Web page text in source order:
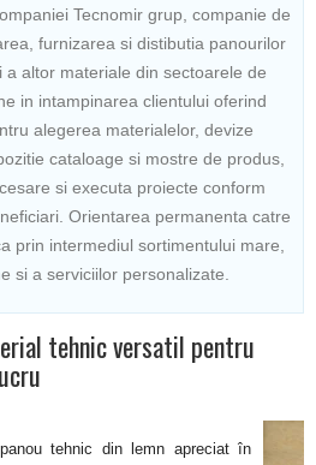
Tecnomir grup, companie de
furnizarea si distibutia panourilor
a altor materiale din sectoarele de
in intampinarea clientului oferind
alegerea materialelor, devize
cataloage si mostre de produs,
si executa proiecte conform
Orientarea permanenta catre
prin intermediul sortimentului mare,
si a serviciilor personalizate.
tehnic versatil pentru
tehnic din lemn apreciat în